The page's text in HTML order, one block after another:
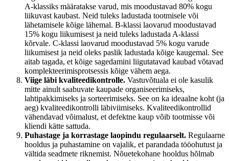
A-klassiks määratakse varud, mis moodustavad 80% kogu
liikuvast kaubast. Neid tuleks ladustada tootmisele või
lähetamisele kõige lähemal. B-klassi laovarud moodustavad
15% kogu liikumisest ja neid tuleks ladustada A-klassi
kõrvale. C-klassi laovarud moodustavad 5% kogu varude
liikumisest ja neid oleks paslik ladustada kõige kaugemal. See
aitab tagada, et kõige sagedamini liigutatavad kaubad võtavad
komplekteerimisprotsessis kõige vähem aega.
Viige läbi kvaliteedikontrolle. Vastuvõtuala ei ole kasulik
mitte ainult saabuvate kaupade organiseerimiseks,
lahtipakkimiseks ja sorteerimiseks. See on ka ideaalne koht (ja
aeg) kvaliteedikontrolli läbiviimiseks. Kvaliteedikontrollid
vähendavad võimalust, et defektne kaup võib tootmisse või
kliendi kätte sattuda.
Puhastage ja korrastage laopindu regulaarselt. Regulaarne
hooldus ja puhastamine on vajalik, et parandada tööohutust ja
vältida seadmete riknemist. Nõuetekohane hooldus hõlmab